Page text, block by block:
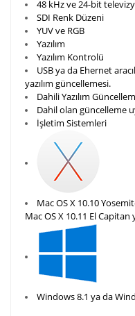
48 kHz ve 24-bit
SDI Renk Düzeni
YUV ve RGB
Yazılım
Yazılım Kontrolü
USB ya da Ehernet
yazılım güncellemesi.
Dahili Yazılım
Dahil olan güncelleme
İşletim Sistemleri
Mac OS X 10.10
Mac OS X 10.11 El Capitan
Windows 8.1 ya da